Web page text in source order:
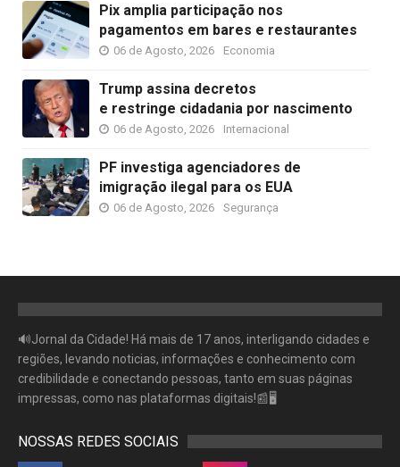
Pix amplia participação nos
pagamentos em bares e restaurantes
06 de Agosto, 2026 Economia
Trump assina decretos
e restringe cidadania por nascimento
06 de Agosto, 2026 Internacional
PF investiga agenciadores de
imigração ilegal para os EUA
06 de Agosto, 2026 Segurança
🔊Jornal da Cidade! Há mais de 17 anos, interligando cidades e
regiões, levando noticias, informações e conhecimento com
credibilidade e conectando pessoas, tanto em suas páginas
impressas, como nas plataformas digitais!📰🖥
NOSSAS REDES SOCIAIS